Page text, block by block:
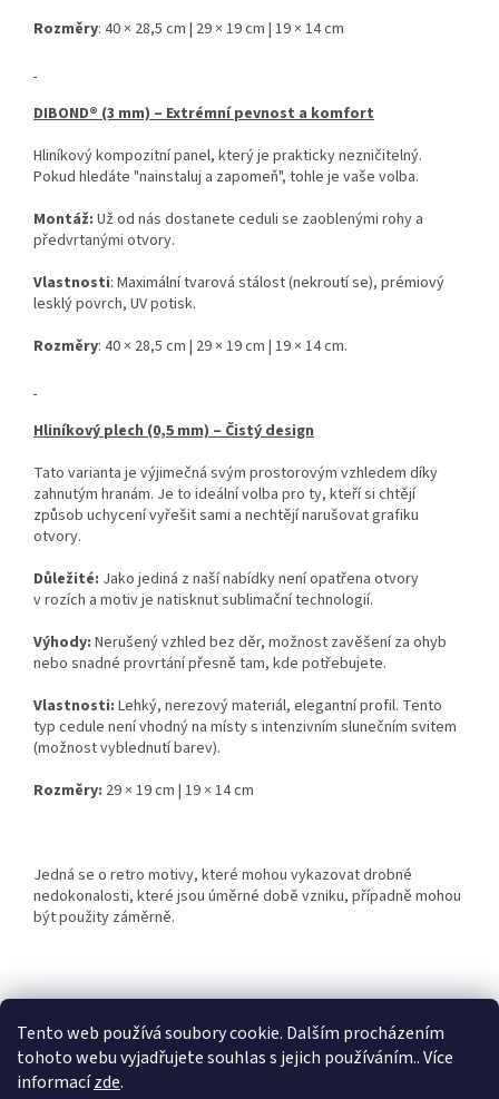
Tento web používá soubory cookie. Dalším procházením
tohoto webu vyjadřujete souhlas s jejich používáním.. Více
informacízde.
Rozměry: 40 × 28,5 cm | 29 × 19 cm | 19 × 14 cm
DIBOND® (3 mm) – Extrémní pevnost a komfort
Hliníkový kompozitní panel, který je prakticky nezničitelný.
Pokud hledáte "nainstaluj a zapomeň", tohle je vaše volba.
Montáž: Už od nás dostanete ceduli se zaoblenými rohy a
předvrtanými otvory.
Vlastnosti: Maximální tvarová stálost (nekroutí se), prémiový
lesklý povrch, UV potisk.
Rozměry: 40 × 28,5 cm | 29 × 19 cm | 19 × 14 cm.
Hliníkový plech (0,5 mm) – Čistý design
Tato varianta je výjimečná svým prostorovým vzhledem díky
zahnutým hranám. Je to ideální volba pro ty, kteří si chtějí
způsob uchycení vyřešit sami a nechtějí narušovat grafiku
otvory.
Důležité: Jako jediná z naší nabídky není opatřena otvory
v rozích a motiv je natisknut sublimační technologií.
Výhody: Nerušený vzhled bez děr, možnost zavěšení za ohyb
nebo snadné provrtání přesně tam, kde potřebujete.
Vlastnosti: Lehký, nerezový materiál, elegantní profil. Tento
typ cedule není vhodný na místy s intenzivním slunečním svitem
(možnost vyblednutí barev).
Rozměry: 29 × 19 cm | 19 × 14 cm
Jedná se o retro motivy, které mohou vykazovat drobné
nedokonalosti, které jsou úměrné době vzniku, případně mohou
být použity záměrně.
Z
Retro-Darky.cz Krowki.cz